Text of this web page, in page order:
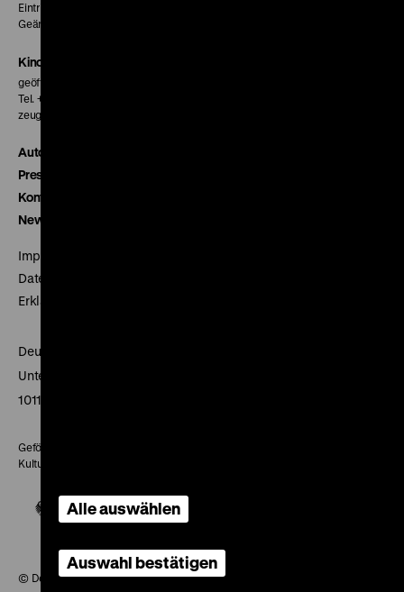
Eintritt 5 €
Geänderte Preise sind im Programm vermerkt.
Kinokasse
geöffnet 30 Minuten vor Beginn der ersten Vorstellung
Tel. + 49 30 20304-770
zeughauskino@dhm.de
Autor*innen
Presse
Kontakt
Newsletter
Impressum
Datenschutz
Erklärung digitale Barrierefreiheit
Deutsches Historisches Museum
Unter den Linden 2
10117 Berlin
Gefördert mit Mitteln des Beauftragten der Bundesregierung für
Kultur und Medien
© Deutsches Historisches Museum, 2026
Alle auswählen
Auswahl bestätigen